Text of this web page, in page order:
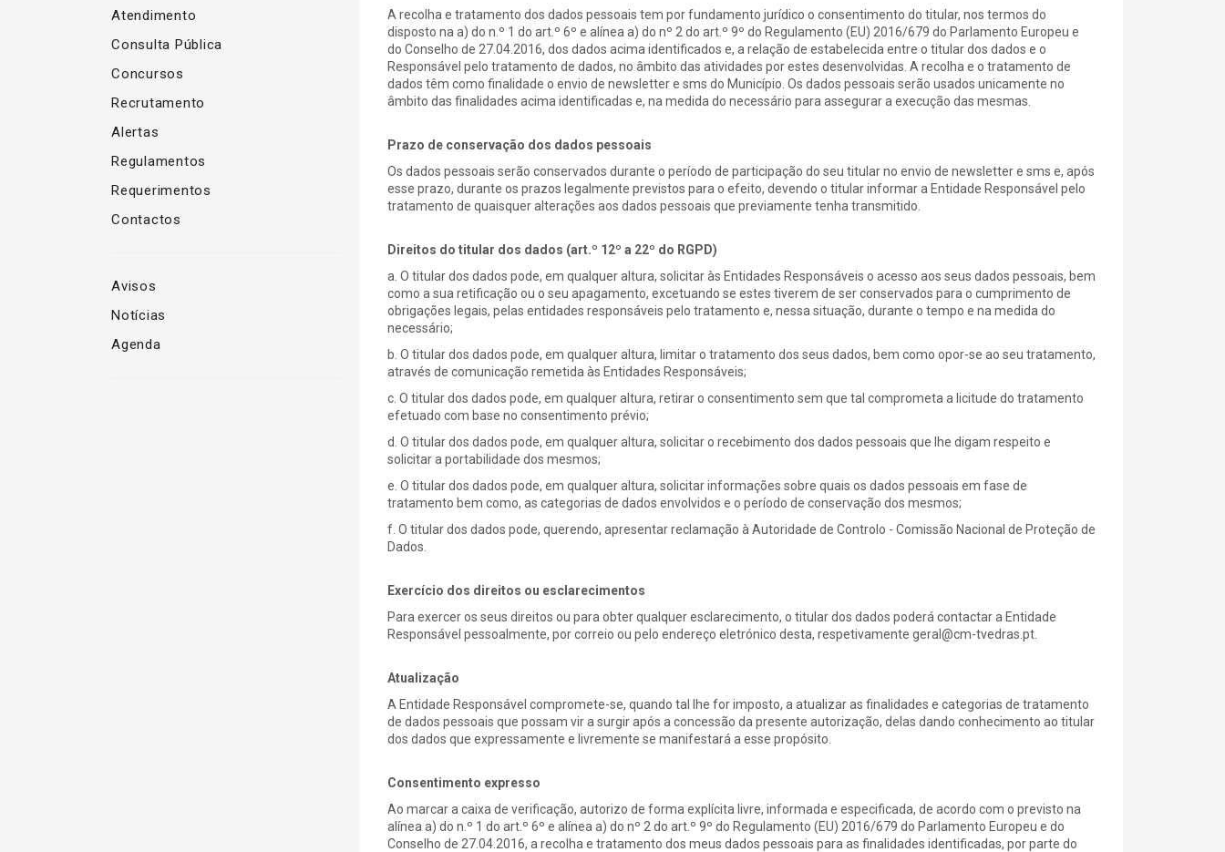
Atendimento
Consulta Pública
Concursos
Recrutamento
Alertas
Regulamentos
Requerimentos
Contactos
Avisos
Notícias
Agenda
A recolha e tratamento dos dados pessoais tem por fundamento jurídico o consentimento do titular, nos termos do
disposto na a) do n.º 1 do art.º 6º e alínea a) do nº 2 do art.º 9º do Regulamento (EU) 2016/679 do Parlamento Europeu e
do Conselho de 27.04.2016, dos dados acima identificados e, a relação de estabelecida entre o titular dos dados e o
Responsável pelo tratamento de dados, no âmbito das atividades por estes desenvolvidas. A recolha e o tratamento de
dados têm como finalidade o envio de newsletter e sms do Município. Os dados pessoais serão usados unicamente no
âmbito das finalidades acima identificadas e, na medida do necessário para assegurar a execução das mesmas.
Prazo de conservação dos dados pessoais
Os dados pessoais serão conservados durante o período de participação do seu titular no envio de newsletter e sms e, após
esse prazo, durante os prazos legalmente previstos para o efeito, devendo o titular informar a Entidade Responsável pelo
tratamento de quaisquer alterações aos dados pessoais que previamente tenha transmitido.
Direitos do titular dos dados (art.º 12º a 22º do RGPD)
a. O titular dos dados pode, em qualquer altura, solicitar às Entidades Responsáveis o acesso aos seus dados pessoais, bem
como a sua retificação ou o seu apagamento, excetuando se estes tiverem de ser conservados para o cumprimento de
obrigações legais, pelas entidades responsáveis pelo tratamento e, nessa situação, durante o tempo e na medida do
necessário;
b. O titular dos dados pode, em qualquer altura, limitar o tratamento dos seus dados, bem como opor-se ao seu tratamento,
através de comunicação remetida às Entidades Responsáveis;
c. O titular dos dados pode, em qualquer altura, retirar o consentimento sem que tal comprometa a licitude do tratamento
efetuado com base no consentimento prévio;
d. O titular dos dados pode, em qualquer altura, solicitar o recebimento dos dados pessoais que lhe digam respeito e
solicitar a portabilidade dos mesmos;
e. O titular dos dados pode, em qualquer altura, solicitar informações sobre quais os dados pessoais em fase de
tratamento bem como, as categorias de dados envolvidos e o período de conservação dos mesmos;
f. O titular dos dados pode, querendo, apresentar reclamação à Autoridade de Controlo - Comissão Nacional de Proteção de
Dados.
Exercício dos direitos ou esclarecimentos
Para exercer os seus direitos ou para obter qualquer esclarecimento, o titular dos dados poderá contactar a Entidade
Responsável pessoalmente, por correio ou pelo endereço eletrónico desta, respetivamente geral@cm-tvedras.pt.
Atualização
A Entidade Responsável compromete-se, quando tal lhe for imposto, a atualizar as finalidades e categorias de tratamento
de dados pessoais que possam vir a surgir após a concessão da presente autorização, delas dando conhecimento ao titular
dos dados que expressamente e livremente se manifestará a esse propósito.
Consentimento expresso
Ao marcar a caixa de verificação, autorizo de forma explícita livre, informada e especificada, de acordo com o previsto na
alínea a) do n.º 1 do art.º 6º e alínea a) do nº 2 do art.º 9º do Regulamento (EU) 2016/679 do Parlamento Europeu e do
Conselho de 27.04.2016, a recolha e tratamento dos meus dados pessoais para as finalidades identificadas, por parte do